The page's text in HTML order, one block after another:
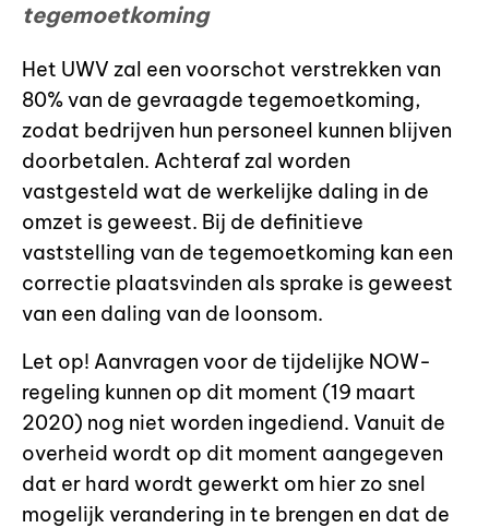
tegemoetkoming
Het UWV zal een voorschot verstrekken van
80% van de gevraagde tegemoetkoming,
zodat bedrijven hun personeel kunnen blijven
doorbetalen. Achteraf zal worden
vastgesteld wat de werkelijke daling in de
omzet is geweest. Bij de definitieve
vaststelling van de tegemoetkoming kan een
correctie plaatsvinden als sprake is geweest
van een daling van de loonsom.
Let op! Aanvragen voor de tijdelijke NOW-
regeling kunnen op dit moment (19 maart
2020) nog niet worden ingediend. Vanuit de
overheid wordt op dit moment aangegeven
dat er hard wordt gewerkt om hier zo snel
mogelijk verandering in te brengen en dat de